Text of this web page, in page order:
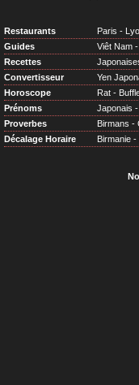
Restaurants Paris -
Guides
Viêt Nam -
Recettes
Convertisseur
Yen
Horoscope
Rat -
Prénoms
Japonais -
Proverbes
Birmans -
Décalage Horaire
Birmanie -